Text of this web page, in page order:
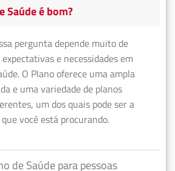
Saúde é bom?
pergunta depende muito de
e necessidades em
O Plano oferece uma ampla
e uma variedade de planos
um dos quais pode ser a
você está procurando.
de Saúde para pessoas